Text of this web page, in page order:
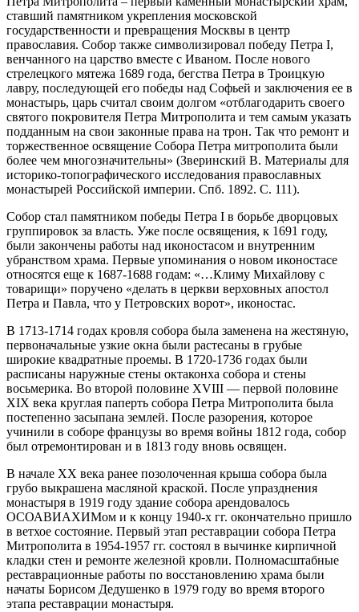
ставший памятником укрепления московской
государственности и превращения Москвы в центр
православия. Собор также символизировал победу Петра I,
венчанного на царство вместе с Иваном. После нового
стрелецкого мятежа 1689 года, бегства Петра в Троицкую
лавру, последующей его победы над Софьей и заключения ее в
монастырь, царь считал своим долгом «отблагодарить своего
святого покровителя Петра Митрополита и тем самым указать
подданным на свои законные права на трон. Так что ремонт и
торжественное освящение Собора Петра митрополита были
более чем многозначительны» (Зверинский В. Материалы для
историко-топографического исследования православных
монастырей Российской империи. Спб. 1892. С. 111).
Собор стал памятником победы Петра I в борьбе дворцовых
группировок за власть. Уже после освящения, к 1691 году,
были закончены работы над иконостасом и внутренним
убранством храма. Первые упоминания о новом иконостасе
относятся еще к 1687-1688 годам: «…Климу Михайлову с
товарищи» поручено «делать в церкви верховных апостол
Петра и Павла, что у Петровских ворот», иконостас.
В 1713-1714 годах кровля собора была заменена на жестяную,
первоначальные узкие окна были растесаны в грубые
широкие квадратные проемы. В 1720-1736 годах были
расписаны наружные стены октаконха собора и стены
восьмерика. Во второй половине XVIII — первой половине
XIX века круглая паперть собора Петра Митрополита была
постепенно засыпана землей. После разорения, которое
учинили в соборе французы во время войны 1812 года, собор
был отремонтирован и в 1813 году вновь освящен.
В начале ХХ века ранее позолоченная крыша собора была
грубо выкрашена масляной краской. После упразднения
монастыря в 1919 году здание собора арендовалось
ОСОАВИАХИМом и к концу 1940-х гг. окончательно пришло
в ветхое состояние. Первый этап реставрации собора Петра
Митрополита в 1954-1957 гг. состоял в вычинке кирпичной
кладки стен и ремонте железной кровли. Полномасштабные
реставрационные работы по восстановлению храма были
начаты Борисом Дедушенко в 1979 году во время второго
этапа реставрации монастыря.